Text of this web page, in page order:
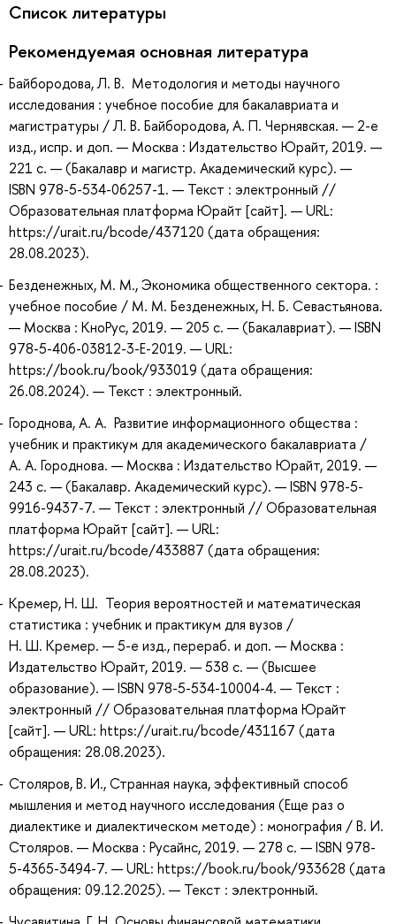
Список литературы
Рекомендуемая основная литература
Байбородова, Л. В. Методология и методы научного
исследования : учебное пособие для бакалавриата и
магистратуры / Л. В. Байбородова, А. П. Чернявская. — 2-е
изд., испр. и доп. — Москва : Издательство Юрайт, 2019. —
221 с. — (Бакалавр и магистр. Академический курс). —
ISBN 978-5-534-06257-1. — Текст : электронный //
Образовательная платформа Юрайт [сайт]. — URL:
https://urait.ru/bcode/437120 (дата обращения:
28.08.2023).
Безденежных, М. М., Экономика общественного сектора. :
учебное пособие / М. М. Безденежных, Н. Б. Севастьянова.
— Москва : КноРус, 2019. — 205 с. — (Бакалавриат). — ISBN
978-5-406-03812-3-E-2019. — URL:
https://book.ru/book/933019 (дата обращения:
26.08.2024). — Текст : электронный.
Городнова, А. А. Развитие информационного общества :
учебник и практикум для академического бакалавриата /
А. А. Городнова. — Москва : Издательство Юрайт, 2019. —
243 с. — (Бакалавр. Академический курс). — ISBN 978-5-
9916-9437-7. — Текст : электронный // Образовательная
платформа Юрайт [сайт]. — URL:
https://urait.ru/bcode/433887 (дата обращения:
28.08.2023).
Кремер, Н. Ш. Теория вероятностей и математическая
статистика : учебник и практикум для вузов /
Н. Ш. Кремер. — 5-е изд., перераб. и доп. — Москва :
Издательство Юрайт, 2019. — 538 с. — (Высшее
образование). — ISBN 978-5-534-10004-4. — Текст :
электронный // Образовательная платформа Юрайт
[сайт]. — URL: https://urait.ru/bcode/431167 (дата
обращения: 28.08.2023).
Столяров, В. И., Странная наука, эффективный способ
мышления и метод научного исследования (Еще раз о
диалектике и диалектическом методе) : монография / В. И.
Столяров. — Москва : Русайнс, 2019. — 278 с. — ISBN 978-
5-4365-3494-7. — URL: https://book.ru/book/933628 (дата
обращения: 09.12.2025). — Текст : электронный.